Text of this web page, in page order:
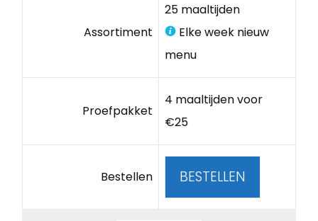
Assortiment
25 maaltijden
Elke week nieuw
menu
Proefpakket
4 maaltijden voor
€25
Bestellen BESTELLEN